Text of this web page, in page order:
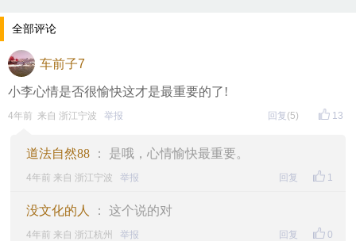
全部评论
车前子7
小李心情是否很愉快这才是最重要的了!
13
4年前 来自 浙江宁波 举报 回复 (5)
道法自然88 ： 是哦，心情愉快最重要。
1
4年前 来自 浙江宁波 举报 回复
没文化的人 ： 这个说的对
0
4年前 来自 浙江杭州 举报 回复